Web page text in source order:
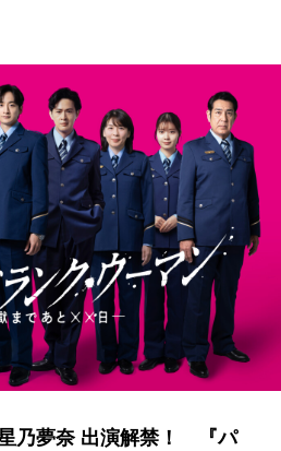
乃夢奈 出演解禁！ 『パ